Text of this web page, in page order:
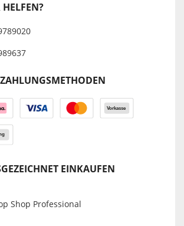
EINKAUFEN
Shop Professional